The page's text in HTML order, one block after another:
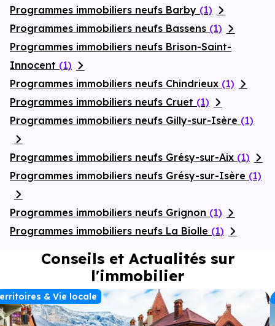
Programmes immobiliers neufs Barby (1)
Programmes immobiliers neufs Bassens (1)
Programmes immobiliers neufs Brison-Saint-
Innocent (1)
Programmes immobiliers neufs Chindrieux (1)
Programmes immobiliers neufs Cruet (1)
Programmes immobiliers neufs Gilly-sur-Isère (1)
Programmes immobiliers neufs Grésy-sur-Aix (1)
Programmes immobiliers neufs Grésy-sur-Isère (1)
Programmes immobiliers neufs Grignon (1)
Programmes immobiliers neufs La Biolle (1)
Conseils et Actualités sur
l'immobilier
& Vie locale